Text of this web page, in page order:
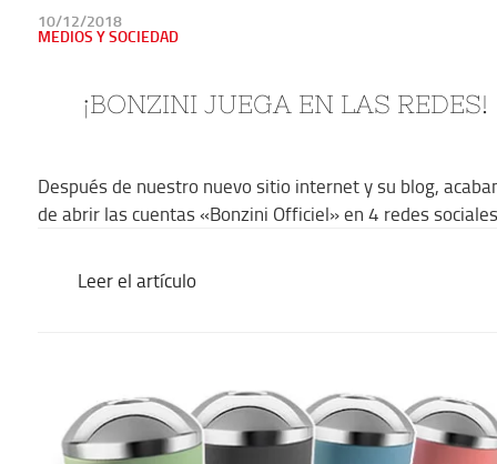
PUBLICADO
EN
10/12/2018
MEDIOS Y SOCIEDAD
¡BONZINI JUEGA EN LAS REDES!
Después de nuestro nuevo sitio internet y su blog,
de abrir las cuentas «Bonzini Officiel» en 4 redes
Leer el artículo